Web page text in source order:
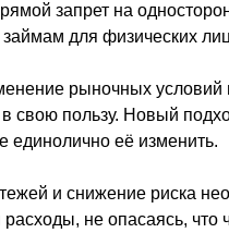
запрет на
для физических
рыночных условий
свою пользу. Новый
единолично её изменить.
и снижение риска
не опасаясь, что